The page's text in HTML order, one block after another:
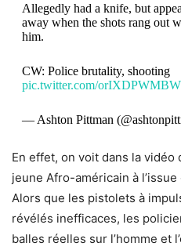
Allegedly had a knife, but
away when the shots rang out
him.
CW: Police brutality, shooting
pic.twitter.com/orIXDPWMBW
— Ashton Pittman
En effet, on voit dans la
jeune Afro-américain à
Alors que les pistolets à
révélés inefficaces, les
balles réelles sur l’homme et